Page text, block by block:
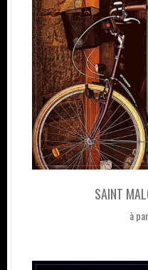
SAINT
à